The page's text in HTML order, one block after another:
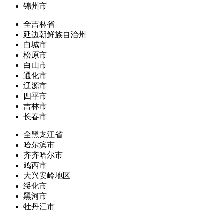
锦州市
全吉林省
延边朝鲜族自治州
白城市
松原市
白山市
通化市
辽源市
四平市
吉林市
长春市
全黑龙江省
哈尔滨市
齐齐哈尔市
鸡西市
大兴安岭地区
绥化市
黑河市
牡丹江市